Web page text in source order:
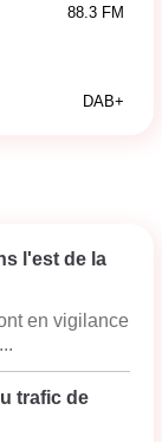
88.3 FM
DAB+
l'est de la
en vigilance
trafic de